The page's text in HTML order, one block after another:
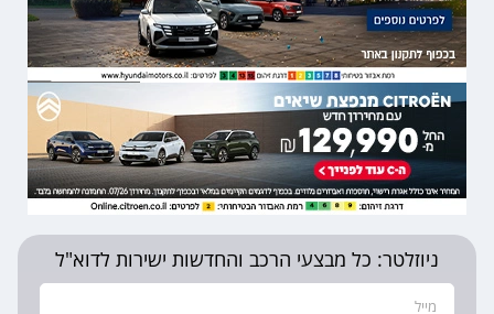
ניוזלטר: כל מבצעי הרכב והחדשות ישירות לדוא"ל